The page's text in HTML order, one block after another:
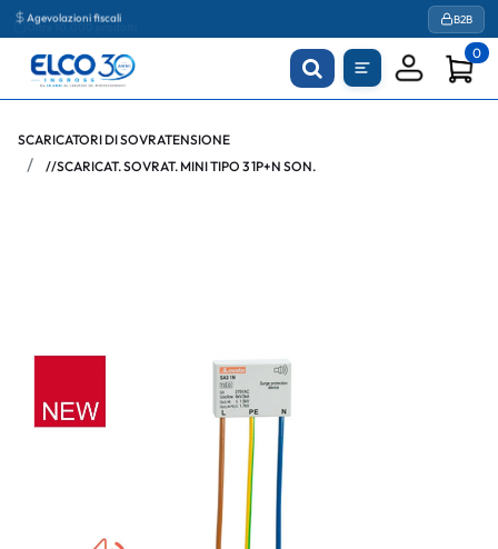
Agevolazioni fiscali B2B
0
SCARICATORI DI SOVRATENSIONE
//SCARICAT. SOVRAT. MINI TIPO 3 1P+N SON.